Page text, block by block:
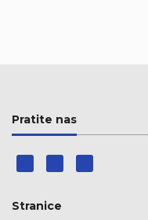
Pratite nas
Stranice